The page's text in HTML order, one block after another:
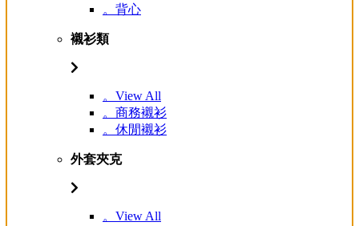
。背心
襯衫類
。View All
。商務襯衫
。休閒襯衫
外套夾克
。View All